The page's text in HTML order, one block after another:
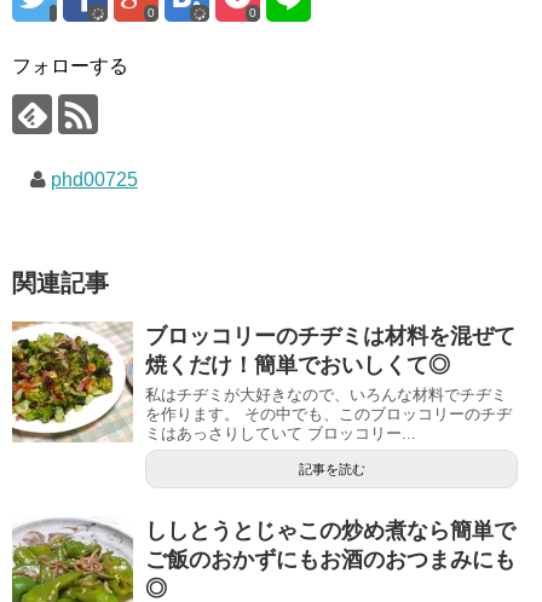
0 0
フォローする
phd00725
関連記事
ブロッコリーのチヂミは材料を混ぜて
焼くだけ！簡単でおいしくて◎
私はチヂミが大好きなので、いろんな材料でチヂミ
を作ります。 その中でも、このブロッコリーのチヂ
ミはあっさりしていて ブロッコリー...
記事を読む
ししとうとじゃこの炒め煮なら簡単で
ご飯のおかずにもお酒のおつまみにも
◎